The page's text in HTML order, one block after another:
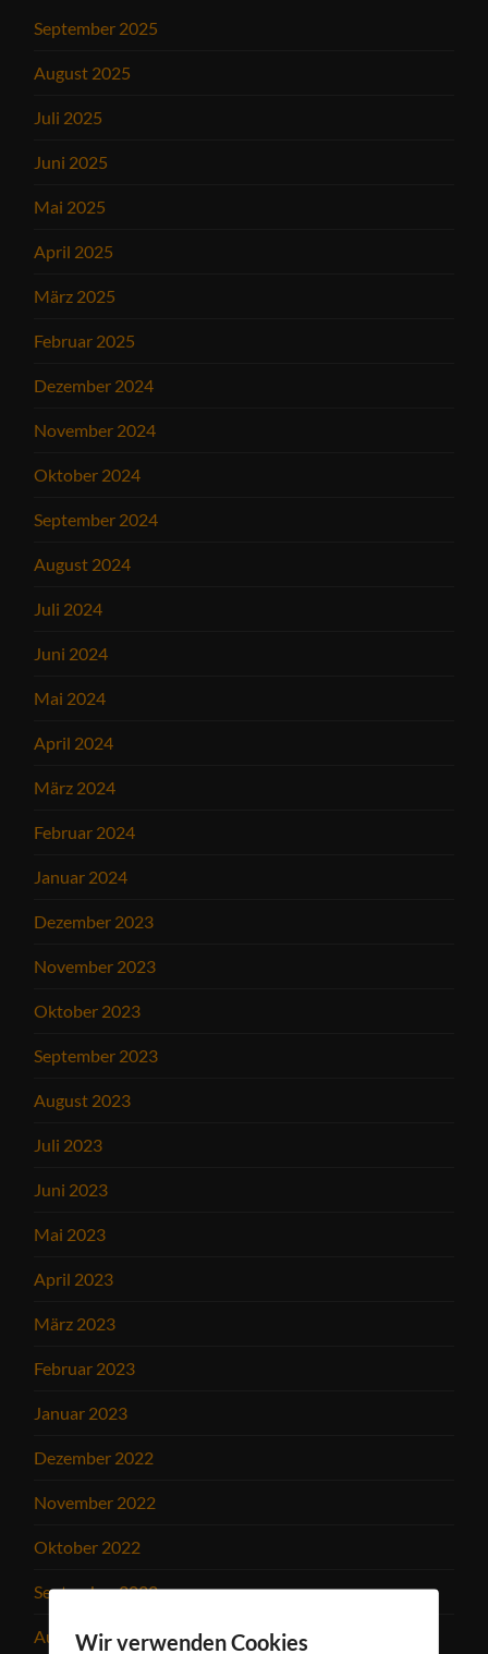
September 2025
August 2025
Juli 2025
Juni 2025
Mai 2025
April 2025
März 2025
Februar 2025
Dezember 2024
November 2024
Oktober 2024
September 2024
August 2024
Juli 2024
Juni 2024
Mai 2024
April 2024
März 2024
Februar 2024
Januar 2024
Dezember 2023
November 2023
Oktober 2023
September 2023
August 2023
Juli 2023
Juni 2023
Mai 2023
April 2023
März 2023
Februar 2023
Januar 2023
Dezember 2022
November 2022
Oktober 2022
September 2022
August 2022
Wir verwenden Cookies